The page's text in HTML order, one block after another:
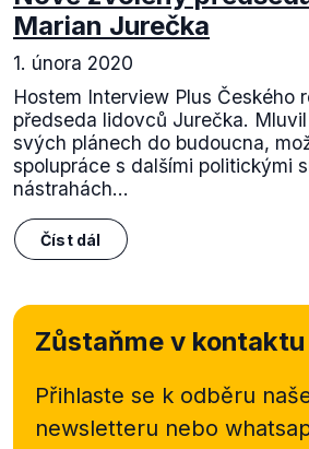
Marian Jurečka
1. února 2020
Hostem Interview Plus Českého
předseda lidovců Jurečka.
svých plánech do budoucna,
spolupráce s dalšími politickými
nástrahách...
Číst dál
Zůstaňme v kontaktu
Přihlaste se k odběru
newsletteru nebo